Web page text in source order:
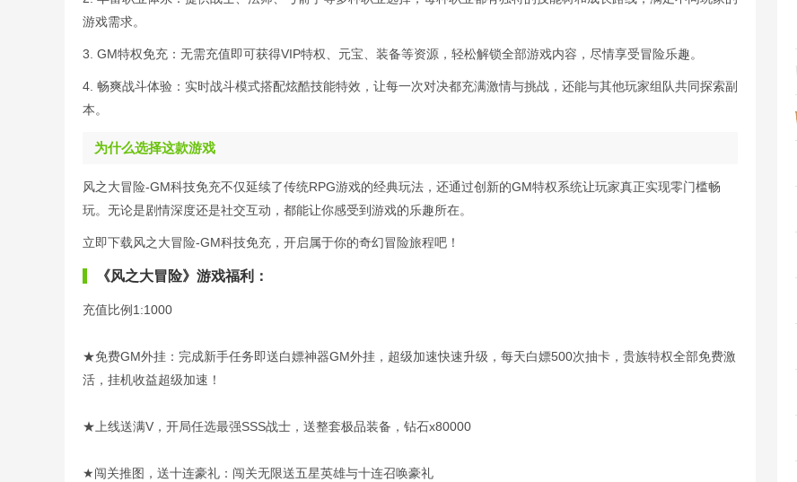
游戏需求。
3. GM特权免充：无需充值即可获得VIP特权、元宝、装备等资源，轻松解锁全部游戏内容，尽情享受冒险乐趣。
4. 畅爽战斗体验：实时战斗模式搭配炫酷技能特效，让每一次对决都充满激情与挑战，还能与其他玩家组队共同探索副
本。
为什么选择这款游戏
风之大冒险-GM科技免充不仅延续了传统RPG游戏的经典玩法，还通过创新的GM特权系统让玩家真正实现零门槛畅
玩。无论是剧情深度还是社交互动，都能让你感受到游戏的乐趣所在。
立即下载风之大冒险-GM科技免充，开启属于你的奇幻冒险旅程吧！
《风之大冒险》游戏福利：
充值比例1:1000
★免费GM外挂：完成新手任务即送白嫖神器GM外挂，超级加速快速升级，每天白嫖500次抽卡，贵族特权全部免费激
活，挂机收益超级加速！
★上线送满V，开局任选最强SSS战士，送整套极品装备，钻石x80000
★闯关推图，送十连豪礼：闯关无限送五星英雄与十连召唤豪礼